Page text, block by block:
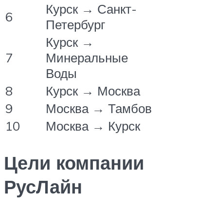
6
Курск → Санкт-
Петербург
7
Курск →
Минеральные
Воды
8
Курск → Москва
9
Москва → Тамбов
10
Москва → Курск
Цели компании
РусЛайн